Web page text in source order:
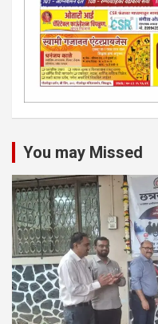
You may Missed